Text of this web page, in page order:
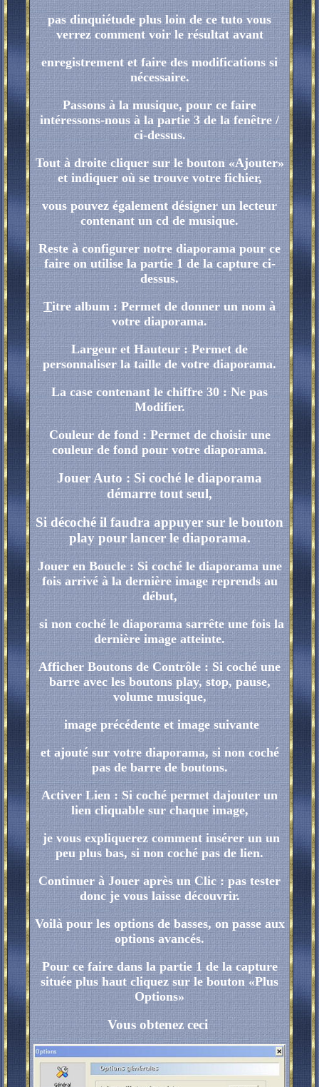
pas dinquiétude plus loin de ce tuto vous
verrez comment voir le résultat avant
enregistrement et faire des modifications si
nécessaire.
Passons à la musique, pour ce faire
intéressons-nous à la partie 3 de la fenêtre /
ci-dessus.
Tout à droite cliquer sur le bouton «Ajouter»
et indiquer où se trouve votre fichier,
vous pouvez également désigner un lecteur
contenant un cd de musique.
Reste à configurer notre diaporama pour ce
faire on utilise la partie 1 de la capture ci-
dessus.
Titre album : Permet de donner un nom à
votre diaporama.
Largeur et Hauteur : Permet de
personnaliser la taille de votre diaporama.
La case contenant le chiffre 30 : Ne pas
Modifier.
Couleur de fond : Permet de choisir une
couleur de fond pour votre diaporama.
Jouer Auto : Si coché le diaporama
démarre tout seul,
Si décoché il faudra appuyer sur le bouton
play pour lancer le diaporama.
Jouer en Boucle : Si coché le diaporama une
fois arrivé à la dernière image reprends au
début,
si non coché le diaporama sarrête une fois la
dernière image atteinte.
Afficher Boutons de Contrôle : Si coché une
barre avec les boutons play, stop, pause,
volume musique,
image précédente et image suivante
et ajouté sur votre diaporama, si non coché
pas de barre de boutons.
Activer Lien : Si coché permet dajouter un
lien cliquable sur chaque image,
je vous expliquerez comment insérer un un
peu plus bas, si non coché pas de lien.
Continuer à Jouer après un Clic : pas tester
donc je vous laisse découvrir.
Voilà pour les options de basses, on passe aux
options avancés.
Pour ce faire dans la partie 1 de la capture
située plus haut cliquez sur le bouton «Plus
Options»
Vous obtenez ceci